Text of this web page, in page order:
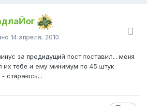
14 апреля, 2010
за предидущий пост поставил... меня
их тебе и ему минимум по 45 штук
- стараюсь...